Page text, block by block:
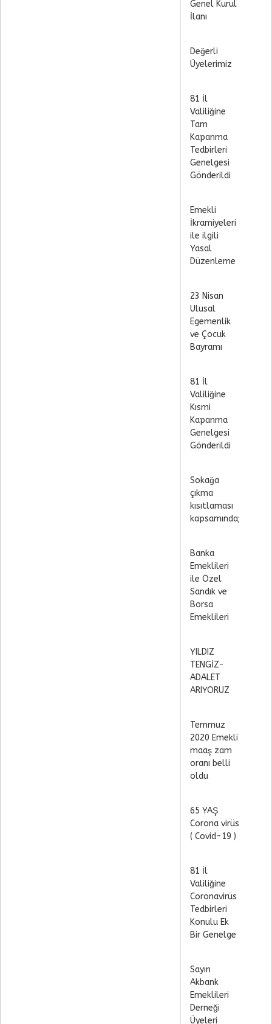
Genel Kurul
İlanı
Değerli
Üyelerimiz
81 İl
Valiliğine
Tam
Kapanma
Tedbirleri
Genelgesi
Gönderildi
Emekli
İkramiyeleri
ile ilgili
Yasal
Düzenleme
23 Nisan
Ulusal
Egemenlik
ve Çocuk
Bayramı
81 İl
Valiliğine
Kısmi
Kapanma
Genelgesi
Gönderildi
Sokağa
çıkma
kısıtlaması
kapsamında;
Banka
Emeklileri
ile Özel
Sandık ve
Borsa
Emeklileri
YILDIZ
TENGİZ-
ADALET
ARIYORUZ
Temmuz
2020 Emekli
maaş zam
oranı belli
oldu
65 YAŞ
Corona virüs
( Covid-19 )
81 İl
Valiliğine
Coronavirüs
Tedbirleri
Konulu Ek
Bir Genelge
Sayın
Akbank
Emeklileri
Derneği
Üyeleri